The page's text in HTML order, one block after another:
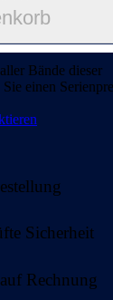
Bände dieser
einen
Sicherheit
Rechnung